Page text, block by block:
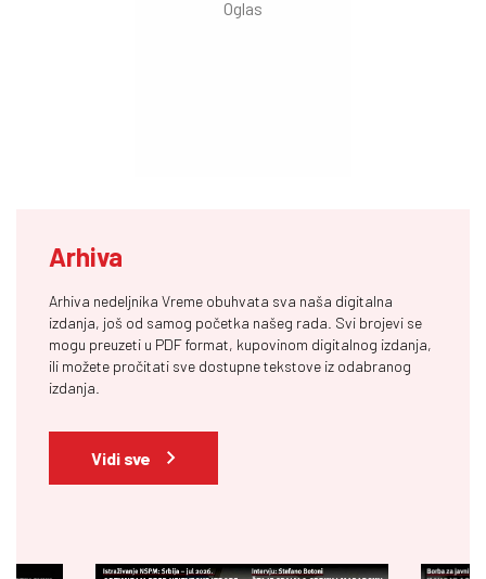
Arhiva
Arhiva nedeljnika Vreme obuhvata sva naša digitalna
izdanja, još od samog početka našeg rada. Svi brojevi se
mogu preuzeti u PDF format, kupovinom digitalnog izdanja,
ili možete pročitati sve dostupne tekstove iz odabranog
izdanja.
Vidi sve